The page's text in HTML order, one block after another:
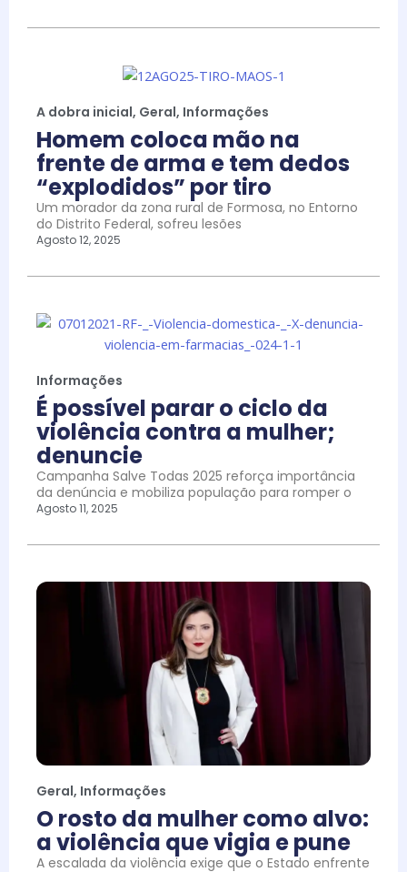
A dobra inicial, Geral, Informações
Homem coloca mão na
frente de arma e tem dedos
“explodidos” por tiro
Um morador da zona rural de Formosa, no Entorno
do Distrito Federal, sofreu lesões
Agosto 12, 2025
Informações
É possível parar o ciclo da
violência contra a mulher;
denuncie
Campanha Salve Todas 2025 reforça importância
da denúncia e mobiliza população para romper o
Agosto 11, 2025
Geral, Informações
O rosto da mulher como alvo:
a violência que vigia e pune
A escalada da violência exige que o Estado enfrente